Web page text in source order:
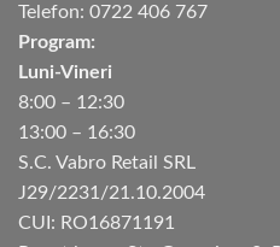
Telefon: 0722 406 767
Program:
Luni-Vineri
8:00 – 12:30
13:00 – 16:30
S.C. Vabro Retail SRL
J29/2231/21.10.2004
CUI: RO16871191